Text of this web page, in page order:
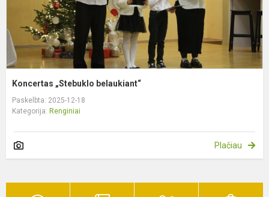
Koncertas „Stebuklo belaukiant“
Paskelbta: 2025-12-18
Kategorija: Renginiai
Plačiau